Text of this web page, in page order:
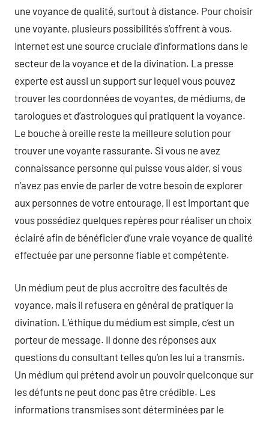
une voyance de qualité, surtout à distance. Pour choisir
une voyante, plusieurs possibilités s’offrent à vous.
Internet est une source cruciale d’informations dans le
secteur de la voyance et de la divination. La presse
experte est aussi un support sur lequel vous pouvez
trouver les coordonnées de voyantes, de médiums, de
tarologues et d’astrologues qui pratiquent la voyance.
Le bouche à oreille reste la meilleure solution pour
trouver une voyante rassurante. Si vous ne avez
connaissance personne qui puisse vous aider, si vous
n’avez pas envie de parler de votre besoin de explorer
aux personnes de votre entourage, il est important que
vous possédiez quelques repères pour réaliser un choix
éclairé afin de bénéficier d’une vraie voyance de qualité
effectuée par une personne fiable et compétente.
Un médium peut de plus accroitre des facultés de
voyance, mais il refusera en général de pratiquer la
divination. L’éthique du médium est simple, c’est un
porteur de message. Il donne des réponses aux
questions du consultant telles qu’on les lui a transmis.
Un médium qui prétend avoir un pouvoir quelconque sur
les défunts ne peut donc pas être crédible. Les
informations transmises sont déterminées par le